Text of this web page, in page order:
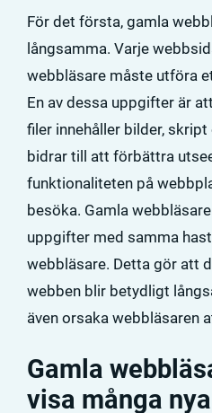
För det första, gamla
långsamma. Varje
webbläsare måste utföra
En av dessa uppgifter är
filer innehåller bilder,
bidrar till att förbättra
funktionaliteten på
besöka. Gamla
uppgifter med samma
webbläsare. Detta gör att
webben blir betydligt
även orsaka webbläsaren
Gamla
visa många